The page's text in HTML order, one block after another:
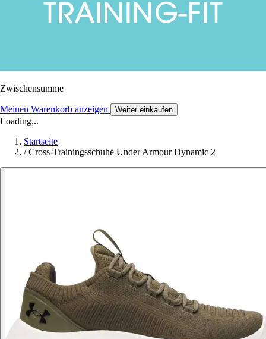
Zwischensumme
Meinen Warenkorb anzeigen Weiter einkaufen
Loading...
Startseite
/ Cross-Trainingsschuhe Under Armour Dynamic 2